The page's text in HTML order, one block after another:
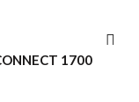
1700